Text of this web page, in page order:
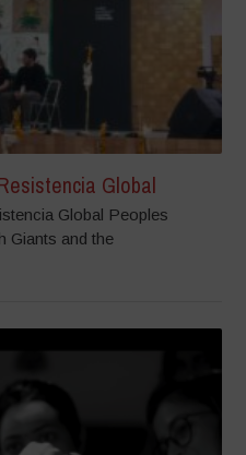
Global
Global Peoples
Giants and the